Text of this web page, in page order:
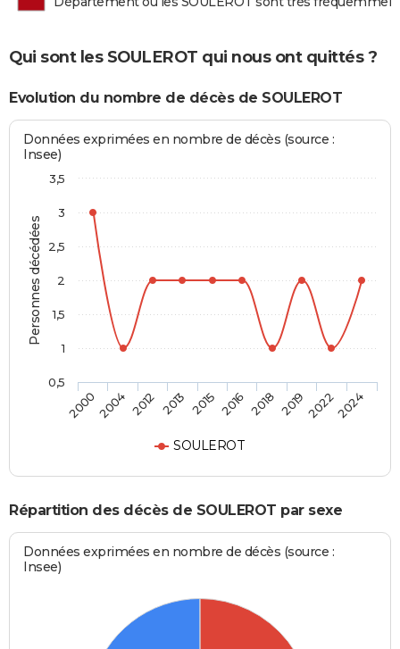
Qui sont les SOULEROT qui nous ont quittés ?
Evolution du nombre de décès de SOULEROT
Personnes décédées
Données exprimées en nombre de décès (source :
Insee)
SOULEROT
20002004 2012 2013 2015 2016 2018 201920222024
0,5
1
1,5
2
2,5
3
3,5
Répartition des décès de SOULEROT par sexe
Données exprimées en nombre de décès (source :
Insee)